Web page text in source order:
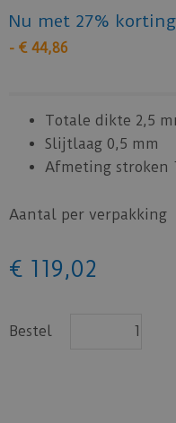
Nu met 27% korting
- € 44,86
Totale dikte 2,5
Slijtlaag 0,5 mm
Afmeting stroken
Aantal per verpakking
€ 119,02
Bestel